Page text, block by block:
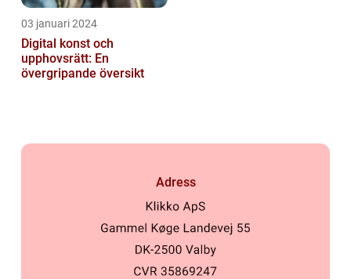
03 januari 2024
Digital konst och
upphovsrätt: En
övergripande översikt
Adress